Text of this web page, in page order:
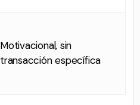
Motivacional, sin
transacción específica